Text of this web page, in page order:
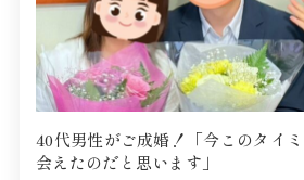
40代男性がご成婚！「今このタイ
会えたのだと思います」